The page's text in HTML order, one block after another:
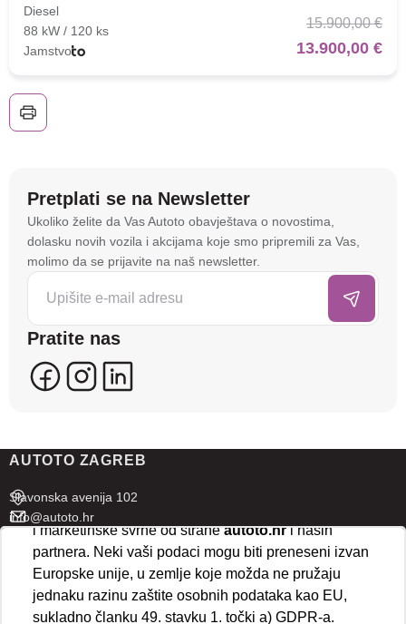
Diesel
88 kW / 120 ks
Jamstvo
15.900,00 €
13.900,00 €
Pretplati se na Newsletter
Ukoliko želite da Vas Autoto obavještava o novostima,
dolasku novih vozila i akcijama koje smo pripremili za Vas,
molimo da se prijavite na naš newsletter.
Pratite nas
AUTOTO ZAGREB
Slavonska avenija 102
info@autoto.hr
Pon - Pet 07:30-18:00
Sub 08:00-13:00
AUTOTO SPLIT
Na stranici
tehnologije kako bismo spremali i pristupali
informacijama na vašem uređaju. To nam omogućuje
da poboljšamo funkcionalnost stranice, analiziramo
posjećenost te prikazujemo personalizirane oglase i
sadržaje koji bi vas mogli zanimati. U tu svrhu mogu
se kreirati korisnički profili koji povezuju podatke s
više uređaja i web lokacija. Naši partneri također
koriste ove tehnologije.
ispravno funkcioniranje stranice. Odabirom
kolačića na vaš uređaj i njihovu obradu za analitičke
i marketinške svrhe od straneautoto.hri naših
partnera. Neki vaši podaci mogu biti preneseni izvan
Europske unije, u zemlje koje možda ne pružaju
jednaku razinu zaštite osobnih podataka kao EU,
sukladno članku 49. stavku 1. točki a) GDPR-a.